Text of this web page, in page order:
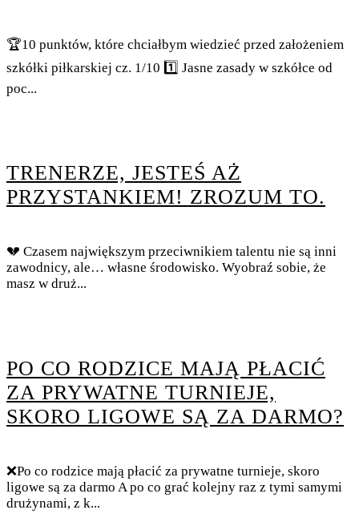
🏆10 punktów, które chciałbym wiedzieć przed założeniem
szkółki piłkarskiej cz. 1/10 1️⃣ Jasne zasady w szkółce od
poc...
TRENERZE, JESTEŚ AŻ
PRZYSTANKIEM! ZROZUM TO.
💔 Czasem największym przeciwnikiem talentu nie są inni
zawodnicy, ale… własne środowisko. Wyobraź sobie, że
masz w druż...
PO CO RODZICE MAJĄ PŁACIĆ
ZA PRYWATNE TURNIEJE,
SKORO LIGOWE SĄ ZA DARMO?
❌Po co rodzice mają płacić za prywatne turnieje, skoro
ligowe są za darmo A po co grać kolejny raz z tymi samymi
drużynami, z k...